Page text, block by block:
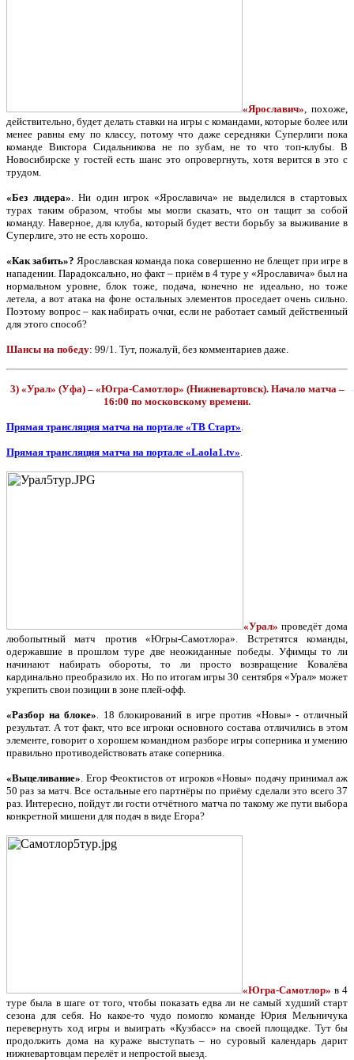
«Ярославич», похоже,
действительно, будет делать ставки на игры с командами, которые более или
менее равны ему по классу, потому что даже середняки Суперлиги пока
команде Виктора Сидальникова не по зубам, не то что топ-клубы. В
Новосибирске у гостей есть шанс это опровергнуть, хотя верится в это с
трудом.
«Без лидера». Ни один игрок «Ярославича» не выделился в стартовых
турах таким образом, чтобы мы могли сказать, что он тащит за собой
команду. Наверное, для клуба, который будет вести борьбу за выживание в
Суперлиге, это не есть хорошо.
«Как забить»? Ярославская команда пока совершенно не блещет при игре в
нападении. Парадоксально, но факт – приём в 4 туре у «Ярославича» был на
нормальном уровне, блок тоже, подача, конечно не идеально, но тоже
летела, а вот атака на фоне остальных элементов проседает очень сильно.
Поэтому вопрос – как набирать очки, если не работает самый действенный
для этого способ?
Шансы на победу: 99/1. Тут, пожалуй, без комментариев даже.
3) «Урал» (Уфа) – «Югра-Самотлор» (Нижневартовск). Начало матча –
16:00 по московскому времени.
Прямая трансляция матча на портале «ТВ Старт».
Прямая трансляция матча на портале «Laola1.tv».
«Урал» проведёт дома
любопытный матч против «Югры-Самотлора». Встретятся команды,
одержавшие в прошлом туре две неожиданные победы. Уфимцы то ли
начинают набирать обороты, то ли просто возвращение Ковалёва
кардинально преобразило их. Но по итогам игры 30 сентября «Урал» может
укрепить свои позиции в зоне плей-офф.
«Разбор на блоке». 18 блокирований в игре против «Новы» - отличный
результат. А тот факт, что все игроки основного состава отличились в этом
элементе, говорит о хорошем командном разборе игры соперника и умению
правильно противодействовать атаке соперника.
«Выцеливание». Егор Феоктистов от игроков «Новы» подачу принимал аж
50 раз за матч. Все остальные его партнёры по приёму сделали это всего 37
раз. Интересно, пойдут ли гости отчётного матча по такому же пути выбора
конкретной мишени для подач в виде Егора?
«Югра-Самотлор» в 4
туре была в шаге от того, чтобы показать едва ли не самый худший старт
сезона для себя. Но какое-то чудо помогло команде Юрия Мельничука
перевернуть ход игры и выиграть «Кузбасс» на своей площадке. Тут бы
продолжить дома на кураже выступать – но суровый календарь дарит
нижневартовцам перелёт и непростой выезд.